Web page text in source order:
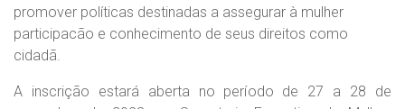
promover políticas destinadas a assegurar à mulher
participacão e conhecimento de seus direitos como
cidadã.
A inscrição estará aberta no período de 27 a 28 de